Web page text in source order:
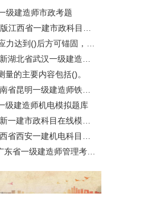
级建造师市政考题
省一建市政科目考试考前押题
锚固，锚固后预应力筋的外露长度不宜小于30MM。
省武汉一级建造师铁路科目预习题
量的主要内容包括()。
昆明一级建造师铁路工程题库
级建造师机电模拟题库
建市政科目在线模拟考试考题
西安一建机电科目模拟试题
省一级建造师管理考试真题